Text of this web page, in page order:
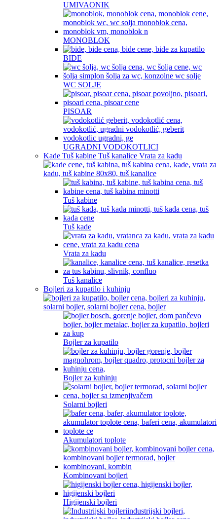
UMIVAONIK
MONOBLOK
BIDE
WC SOLJE
PISOAR
UGRADNI VODOKOTLICI
Kade Tuš kabine Tuš kanalice Vrata za kadu
Tuš kabine
Tuš kade
Vrata za kadu
Tuš kanalice
Bojleri za kupatilo i kuhinju
Bojler za kupatilo
Bojler za kuhinju
Solarni bojleri
Akumulatori toplote
Kombinovani bojleri
Higijenski bojleri